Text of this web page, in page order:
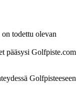
todettu olevan
pääsysi Golfpiste.com
Golfpisteeseen